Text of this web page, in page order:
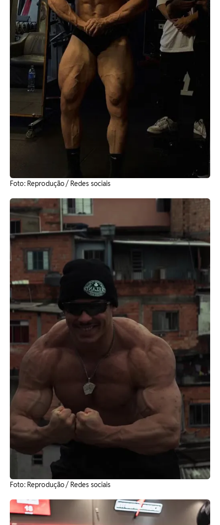
Foto: Reprodução / Redes sociais
Foto: Reprodução / Redes sociais